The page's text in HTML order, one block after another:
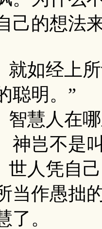
己的想法
就如经上
聪明。”
智慧人在
岂不是
】世人凭
当作愚拙
。